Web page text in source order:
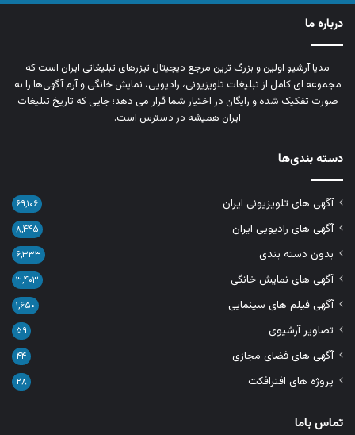
درباره ما
مدیا آرشیو اولین و بزرگ‌ ترین مرجع دیجیتال تیزرهای تبلیغاتی ایران است که
مجموعه‌ ای کامل از تبلیغات تلویزیونی، رادیویی، نمایش خانگی و آرم‌ آگهی‌ها را به‌
صورت تفکیک‌ شده و رایگان در اختیار شما قرار می‌ دهد؛ جایی که تاریخ تبلیغات
ایران همیشه در دسترس است.
دسته بندی‌ها
آگهی های تلویزیونی ایران ۶۹,۱۰۶
آگهی های رادیویی ایران ۸,۴۴۵
بدون دسته بندی ۶,۳۳۳
آگهی های نمایش خانگی ۳,۴۰۳
آگهی فیلم های سینمایی ۱,۶۵۰
تصاویر آرشیوی ۵۹
آگهی های فضای مجازی ۴۴
پروژه های افترافکت ۲۸
تماس باما